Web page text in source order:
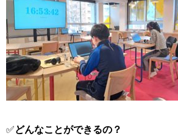
✅どんなことができるの？